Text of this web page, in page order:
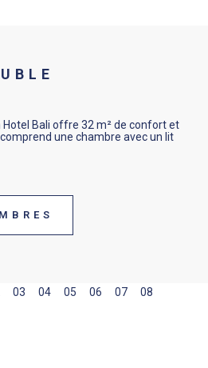
Hotel Bali offre 32 m² de confort et
une chambre avec un lit
03 04 05 06 07 08